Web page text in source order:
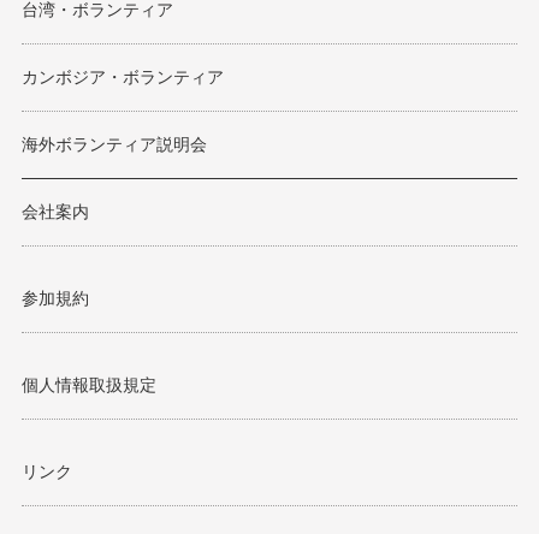
台湾・ボランティア
カンボジア・ボランティア
海外ボランティア説明会
会社案内
参加規約
個人情報取扱規定
リンク